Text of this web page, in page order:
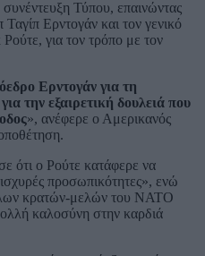
συνέντευξη Τύπου, επαινώντας
Ερντογάν και τον γενικό
για τον τρόπο με τον
Ερντογάν για τη
την εξαιρετική δουλειά που
», ανέφερε ο Αμερικανός
ότι ο Ρούτε κατάφερε να
προσωπικότητες», ενώ
κρατών-μελών του ΝΑΤΟ
καλοσύνη στην καρδιά